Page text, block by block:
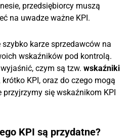
przedsiębiorcy muszą
na uwadze ważne KPI.
karze sprzedawców na
wskaźników pod kontrolą.
czym są tzw. wskaźniki
krótko KPI, oraz do czego mogą
przyjrzymy się wskaźnikom KPI
KPI są przydatne?